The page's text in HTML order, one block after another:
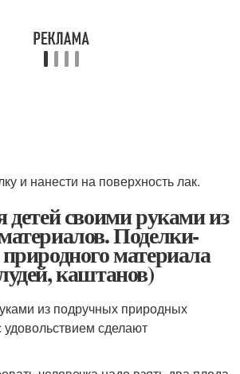
и нанести на поверхность лак.
своими руками из
Поделки-
материала
каштанов)
из подручных природных
сделают